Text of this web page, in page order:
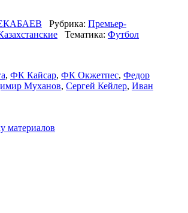
Рубрика: Премьер-
Тематика: Футбол
, ФК Кайсар, ФК Окжетпес, Федор
Муханов, Сергей Кейлер, Иван
материалов